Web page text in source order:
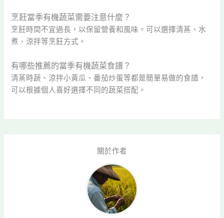
烹飪當季有機蔬菜需要注意什麼？
烹飪時間不宜過長，以保留營養和風味。可以選擇清蒸、水
煮、涼拌等烹飪方式。
有哪些推薦的當季有機蔬菜食譜？
清蒸時蔬、涼拌小黃瓜、番茄炒蛋等都是簡單易做的食譜，
可以根據個人喜好選擇不同的蔬菜搭配。
關於作者